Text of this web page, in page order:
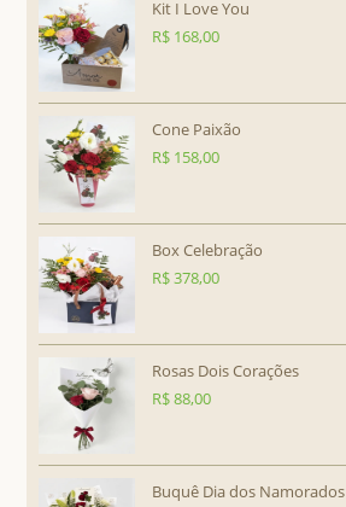
Kit I Love You
R$ 168,00
Cone Paixão
R$ 158,00
Box Celebração
R$378,00
Rosas Dois Corações
R$88,00
Buquê Dia dos Namorados